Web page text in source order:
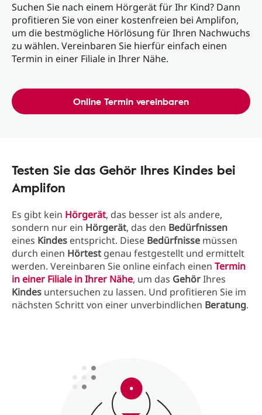
Suchen Sie nach einem Hörgerät für Ihr Kind? Dann
profitieren Sie von einer kostenfreien bei Amplifon,
um die bestmögliche Hörlösung für Ihren Nachwuchs
zu wählen. Vereinbaren Sie hierfür einfach einen
Termin in einer Filiale in Ihrer Nähe.
Online Termin vereinbaren
Testen Sie das Gehör Ihres Kindes bei
Amplifon
Es gibt kein Hörgerät, das besser ist als andere,
sondern nur ein Hörgerät, das den Bedürfnissen
eines Kindes entspricht. Diese Bedürfnisse müssen
durch einen Hörtest genau festgestellt und ermittelt
werden. Vereinbaren Sie online einfach einen Termin
in einer Filiale in Ihrer Nähe, um das GehörIhres
Kindes untersuchen zu lassen. Und profitieren Sie im
nächsten Schritt von einer unverbindlichen Beratung.